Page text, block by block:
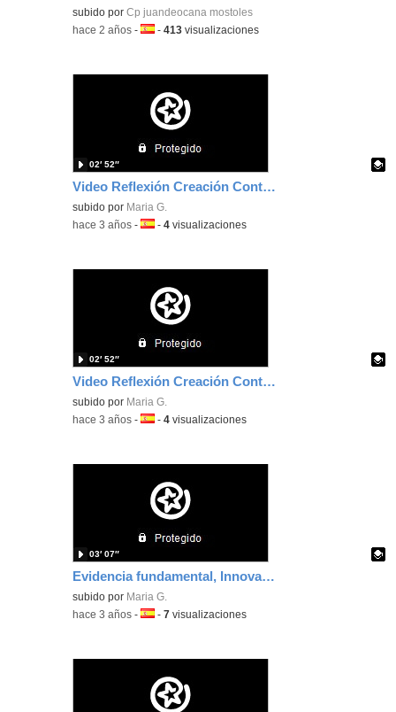
Contenido educativo.
subido porCp juandeocana mostoles
-hace 2 años -Idioma:
-413 visualizaciones
Video Reflexión Creación Contenido Digital
Contenido educativo.
subido por Maria G.
02′ 52″
-hace 3 años -Idioma:
-4 visualizaciones
Video Reflexión Creación Contenidos Digitales
Contenido educativo.
subido por Maria G.
02′ 52″
-hace 3 años -Idioma:
-4 visualizaciones
Evidencia fundamental, Innovación metodológica
Contenido educativo.
subido por Maria G.
03′ 07″
-hace 3 años -Idioma:
-7 visualizaciones